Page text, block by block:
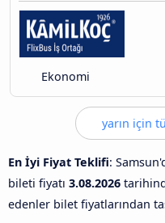
Ekonomi
yarın için
En İyi Fiyat Teklifi:
bileti fiyatı 3.08.2026
edenler bilet fiyatlarından